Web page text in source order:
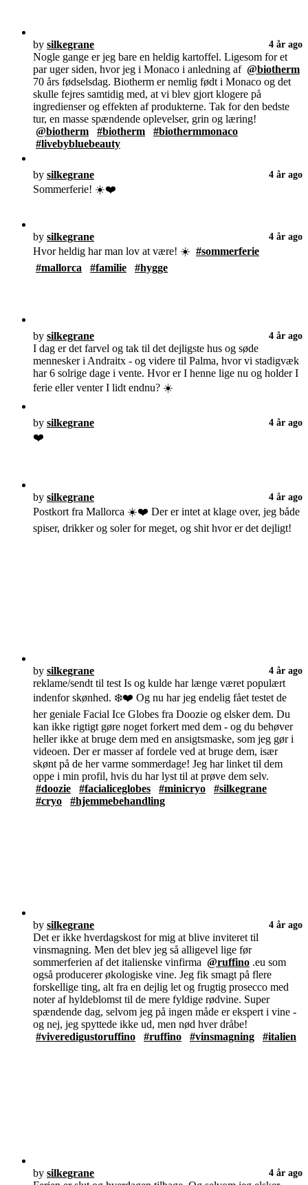
by silkegrane 4 år ago
Nogle gange er jeg bare en heldig kartoffel. Ligesom for et
par uger siden, hvor jeg i Monaco i anledning af @biotherm
70 års fødselsdag. Biotherm er nemlig født i Monaco og det
skulle fejres samtidig med, at vi blev gjort klogere på
ingredienser og effekten af produkterne. Tak for den bedste
tur, en masse spændende oplevelser, grin og læring!
@biotherm
#biotherm
#biothermmonaco
#livebybluebeauty
by silkegrane 4 år ago
Sommerferie! ☀️❤️
by silkegrane 4 år ago
Hvor heldig har man lov at være! ☀️ #sommerferie
#mallorca
#familie #hygge
by silkegrane 4 år ago
I dag er det farvel og tak til det dejligste hus og søde
mennesker i Andraitx - og videre til Palma, hvor vi stadigvæk
har 6 solrige dage i vente. Hvor er I henne lige nu og holder I
ferie eller venter I lidt endnu? ☀️
by silkegrane 4 år ago
❤️
by silkegrane 4 år ago
Postkort fra Mallorca ☀️❤️ Der er intet at klage over, jeg både
spiser, drikker og soler for meget, og shit hvor er det dejligt!
by silkegrane 4 år ago
reklame/sendt til test Is og kulde har længe været populært
indenfor skønhed. ❄️❤️ Og nu har jeg endelig fået testet de
her geniale Facial Ice Globes fra Doozie og elsker dem. Du
kan ikke rigtigt gøre noget forkert med dem - og du behøver
heller ikke at bruge dem med en ansigtsmaske, som jeg gør i
videoen. Der er masser af fordele ved at bruge dem, især
skønt på de her varme sommerdage! Jeg har linket til dem
oppe i min profil, hvis du har lyst til at prøve dem selv.
#doozie
#facialiceglobes #minicryo
#silkegrane
#cryo
#hjemmebehandling
by silkegrane 4 år ago
Det er ikke hverdagskost for mig at blive inviteret til
vinsmagning. Men det blev jeg så alligevel lige før
sommerferien af det italienske vinfirma @ruffino .eu som
også producerer økologiske vine. Jeg fik smagt på flere
forskellige ting, alt fra en dejlig let og frugtig prosecco med
noter af hyldeblomst til de mere fyldige rødvine. Super
spændende dag, selvom jeg på ingen måde er ekspert i vine -
og nej, jeg spyttede ikke ud, men nød hver dråbe!
#viveredigustoruffino
#ruffino #vinsmagning #italien
by silkegrane 4 år ago